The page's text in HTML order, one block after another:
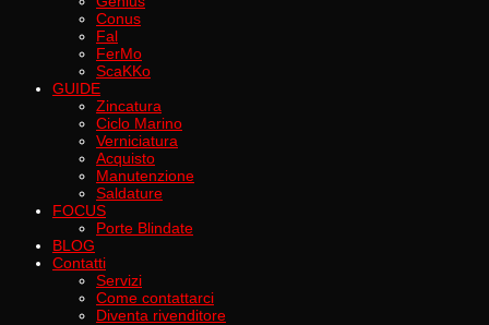
Conus
Fal
FerMo
ScaKKo
GUIDE
Zincatura
Ciclo Marino
Verniciatura
Acquisto
Manutenzione
Saldature
FOCUS
Porte Blindate
BLOG
Contatti
Servizi
Come contattarci
Diventa rivenditore